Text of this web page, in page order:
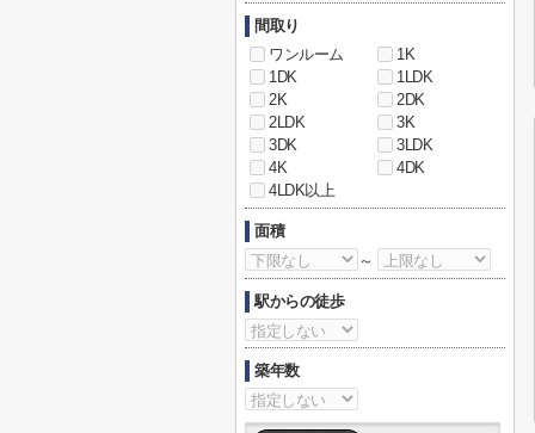
間取り
ワンルーム
1K
1DK
1LDK
2K
2DK
2LDK
3K
3DK
3LDK
4K
4DK
4LDK以上
面積
～
駅からの徒歩
築年数